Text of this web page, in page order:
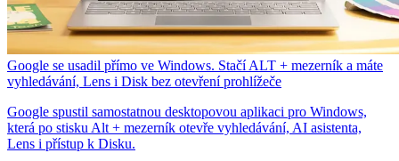
Google se usadil přímo ve Windows. Stačí ALT + mezerník a máte
vyhledávání, Lens i Disk bez otevření prohlížeče
Google spustil samostatnou desktopovou aplikaci pro Windows,
která po stisku Alt + mezerník otevře vyhledávání, AI asistenta,
Lens i přístup k Disku.